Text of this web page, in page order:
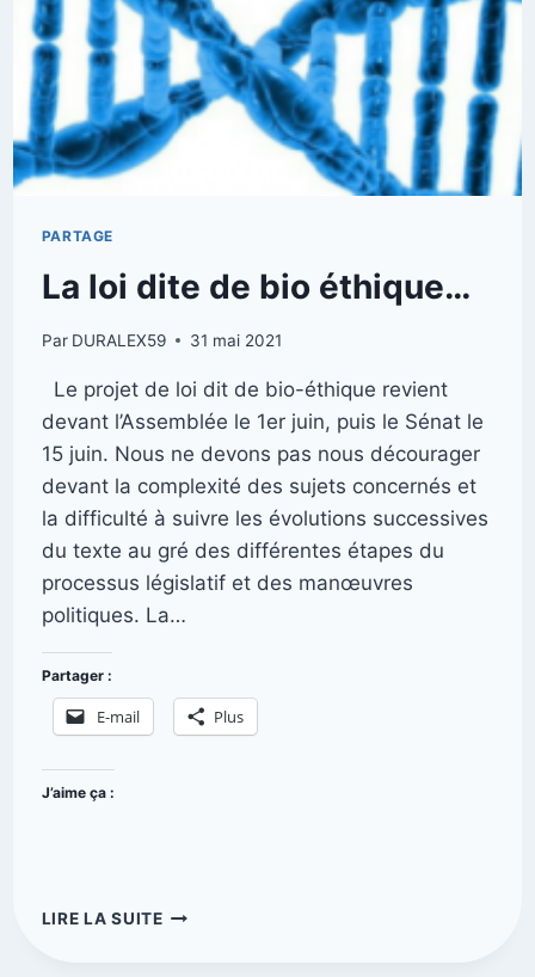
PARTAGE
La loi dite de bio éthique…
Par DURALEX59 31 mai 2021
Le projet de loi dit de bio-éthique revient
devant l’Assemblée le 1er juin, puis le Sénat le
15 juin. Nous ne devons pas nous décourager
devant la complexité des sujets concernés et
la difficulté à suivre les évolutions successives
du texte au gré des différentes étapes du
processus législatif et des manœuvres
politiques. La…
Partager :
E-mail Plus
J’aime ça :
LIRE LA SUITE